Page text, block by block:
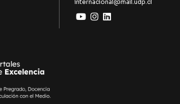
internacional@mail.udp.cl